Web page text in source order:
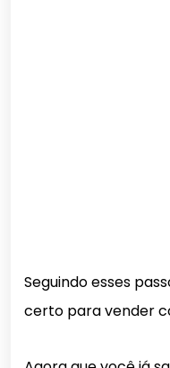
Seguindo esses
certo para vender